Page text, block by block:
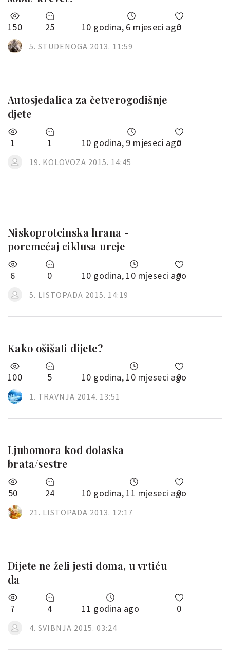
150 25 10 godina, 6 mjeseci ago
0
5. STUDENOGA 2013. 11:59
Autosjedalica za četverogodišnje
djete
1 1 10 godina, 9 mjeseci ago
0
19. KOLOVOZA 2015. 14:45
Niskoproteinska hrana -
poremećaj ciklusa ureje
6 0 10 godina, 10 mjeseci ago
0
5. LISTOPADA 2015. 14:19
Kako ošišati dijete?
100 5 10 godina, 10 mjeseci ago
0
1. TRAVNJA 2014. 13:51
Ljubomora kod dolaska
brata/sestre
50 24 10 godina, 11 mjeseci ago
0
21. LISTOPADA 2013. 12:17
Dijete ne želi jesti doma, u vrtiću
da
7 4 11 godina ago 0
4. SVIBNJA 2015. 03:24